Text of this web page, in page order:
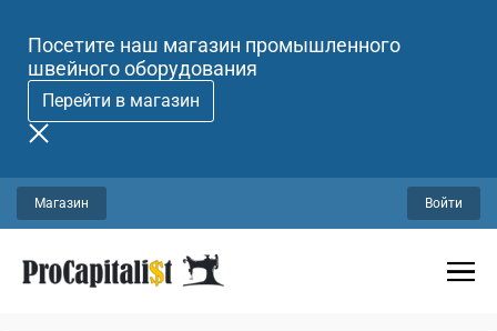
Посетите наш магазин промышленного
швейного оборудования
Перейти в магазин
Магазин Войти